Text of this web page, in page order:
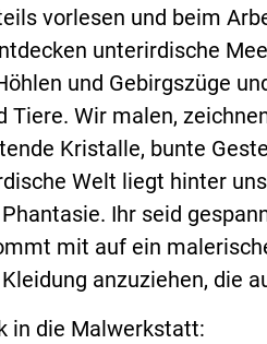
vorlesen und beim
unterirdische
und Gebirgszüge
Tiere. Wir malen,
Kristalle, bunte
Welt liegt hinter
Ihr seid
mit auf ein
anzuziehen, die
in die Malwerkstatt: